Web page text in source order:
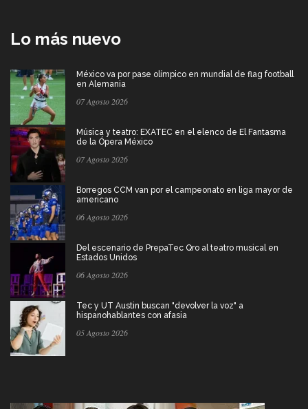
Lo más nuevo
México va por pase olímpico en mundial de flag football
en Alemania
07 Agosto 2026
Música y teatro: EXATEC en el elenco de El Fantasma
de la Ópera México
07 Agosto 2026
Borregos CCM van por el campeonato en liga mayor de
americano
06 Agosto 2026
Del escenario de PrepaTec Qro al teatro musical en
Estados Unidos
06 Agosto 2026
Tec y UT Austin buscan "devolver la voz" a
hispanohablantes con afasia
05 Agosto 2026